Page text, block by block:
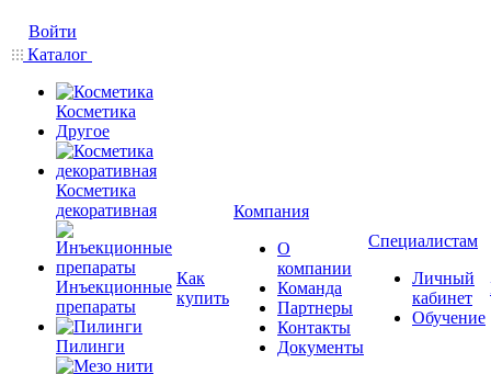
Войти
Каталог
Косметика
Другое
Косметика
декоративная
Инъекционные
препараты
Пилинги
Как
купить
Компания
О
компании
Команда
Партнеры
Контакты
Документы
Специалистам
Личный
кабинет
Обучение